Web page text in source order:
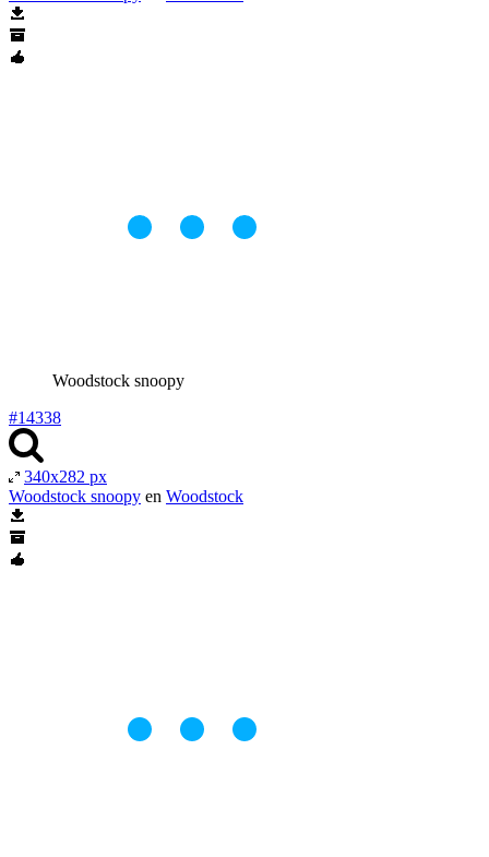
Woodstock snoopy
#14338
340x282 px
Woodstock snoopy en Woodstock